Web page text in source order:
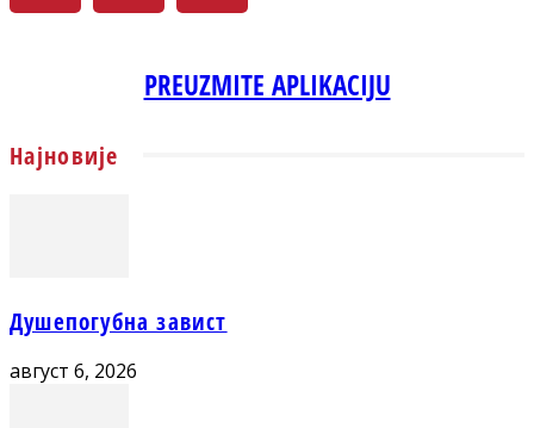
PREUZMITE APLIKACIJU
Најновије
Душепогубна завист
август 6, 2026